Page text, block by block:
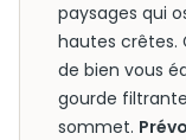
paysages qui
hautes crêtes.
de bien vous
gourde
sommet.